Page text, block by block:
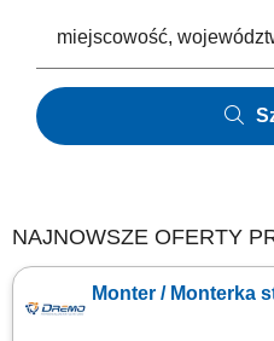
NAJNOWSZE OFERTY
Monter / Monterka